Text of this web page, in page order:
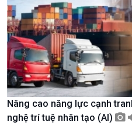
Nâng cao năng lực cạnh
nghệ trí tuệ nhân tạo (AI)